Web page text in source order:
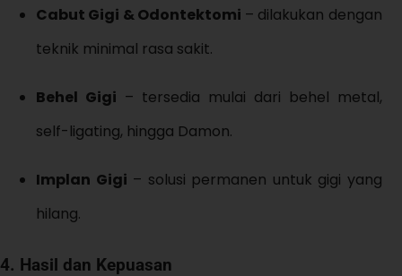
Cabut Gigi & Odontektomi – dilakukan dengan
teknik minimal rasa sakit.
Behel Gigi – tersedia mulai dari behel metal,
self-ligating, hingga Damon.
Implan Gigi – solusi permanen untuk gigi yang
hilang.
4. Hasil dan Kepuasan